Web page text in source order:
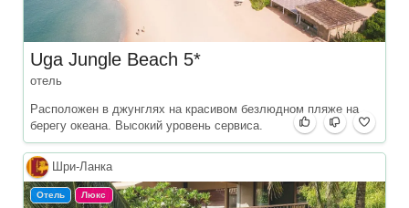
Uga Jungle Beach 5*
отель
Расположен в джунглях на красивом безлюдном пляже на
берегу океана. Высокий уровень сервиса.
Шри‑Ланка
Отель Люкс